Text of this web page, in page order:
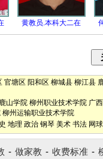
黄教员.本科大二在
官塘区 阳和区 柳城县 柳江县
山学院 柳州职业技术学院 广
柳州运输职业技术学院
地理 政治 钢琴 美术 书法 网球
- 做家教 - 收费标准 -